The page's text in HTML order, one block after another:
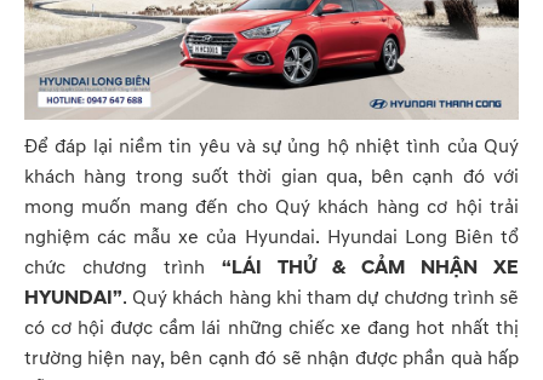
Để đáp lại niềm tin yêu và sự ủng hộ nhiệt tình của Quý
khách hàng trong suốt thời gian qua, bên cạnh đó với
mong muốn mang đến cho Quý khách hàng cơ hội trải
nghiệm các mẫu xe của Hyundai. Hyundai Long Biên tổ
chức chương trình “LÁI THỬ & CẢM NHẬN XE
HYUNDAI”. Quý khách hàng khi tham dự chương trình sẽ
có cơ hội được cầm lái những chiếc xe đang hot nhất thị
trường hiện nay, bên cạnh đó sẽ nhận được phần quà hấp